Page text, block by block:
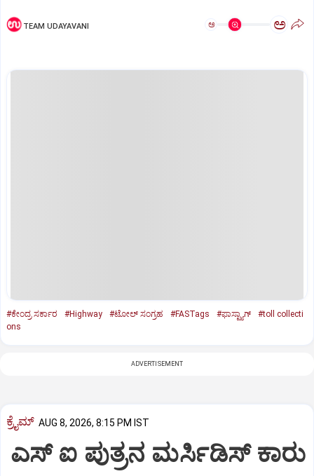
TEAM UDAYAVANI ಅ ಅ
#ಕೇಂದ್ರ ಸರ್ಕಾರ #Highway #ಟೋಲ್‌ ಸಂಗ್ರಹ #FASTags #ಫಾಸ್ಟ್ಯಾಗ್‌
#toll collecti
ons
ADVERTISEMENT
ಕ್ರೈಮ್ AUG 8, 2026, 8:15 PM IST
ಎಸ್ ಐ ಪುತ್ರನ ಮರ್ಸಿಡಿಸ್‌ ಕಾರು